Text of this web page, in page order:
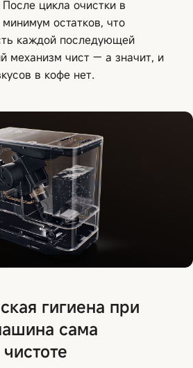
цикла очистки в
остатков, что
каждой последующей
механизм чист — а значит, и
в кофе нет.
гигиена при
сама